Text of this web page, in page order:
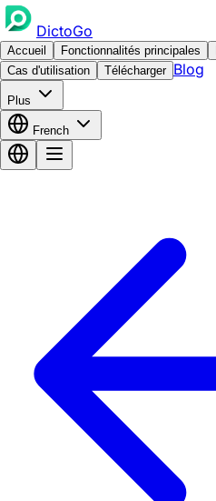
DictoGo
Accueil Fonctionnalités principales
Cas d'utilisation
Télécharger Blog
Plus
French